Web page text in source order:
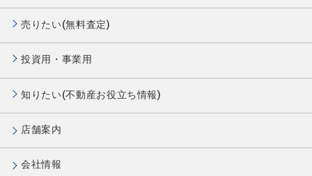
売りたい(無料査定)
投資用・事業用
知りたい(不動産お役立ち情報)
店舗案内
会社情報